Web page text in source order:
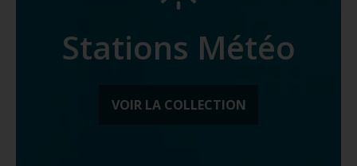
Stations Météo
VOIR LA COLLECTION